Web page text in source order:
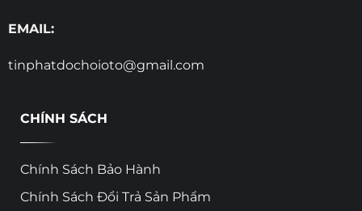
EMAIL:
tinphatdochoioto@gmail.com
CHÍNH SÁCH
Chính Sách Bảo Hành
Chính Sách Đổi Trả Sản Phẩm